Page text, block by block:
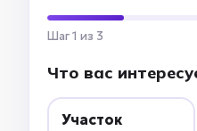
Шаг 1 из 3
Что вас
Участок